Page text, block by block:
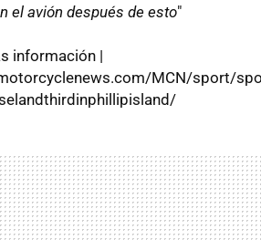
el avión después de esto"
información |
MCN/sport/